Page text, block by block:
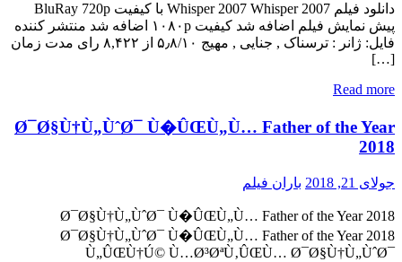
دانلود فیلم Whisper 2007 Whisper 2007 با کیفیت BluRay 720p
پیش نمایش فیلم اضافه شد کیفیت ۱۰۸۰p اضافه شد منتشر کننده
فایل: ژانر : ترسناک , جنایی , مهیج ۵٫۸/۱۰ از ۸,۴۲۲ رای مدت زمان
[…]
Read more
Ø¯Ø§Ù†Ù„ÙˆØ¯ Ù�ÛŒÙ„Ù… Father of the Year
2018
جولای 21, 2018 باران فیلم
Ø¯Ø§Ù†Ù„ÙˆØ¯ Ù�ÛŒÙ„Ù… Father of the Year 2018
Ø¯Ø§Ù†Ù„ÙˆØ¯ Ù�ÛŒÙ„Ù… Father of the Year 2018
Ù„ÛŒÙ†Ú© Ù…Ø³ØªÙ‚ÛŒÙ… Ø¯Ø§Ù†Ù„ÙˆØ¯